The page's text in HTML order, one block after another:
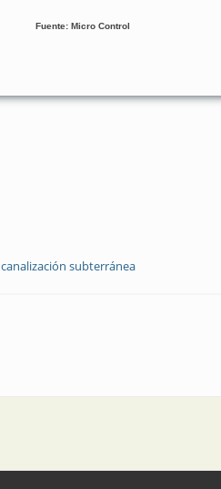
Fuente: Micro Control
canalización subterránea